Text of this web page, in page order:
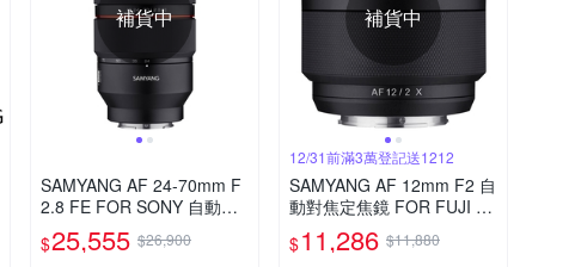
補貨中
SAMYANG AF 24-70mm F
2.8 FE FOR SONY 自動對
焦 公司貨
$25,555 $26,900
補貨中
12/31前滿3萬登記送1212
SAMYANG AF 12mm F2 自
動對焦定焦鏡 FOR FUJI X
(公司貨)
$11,286 $11,880